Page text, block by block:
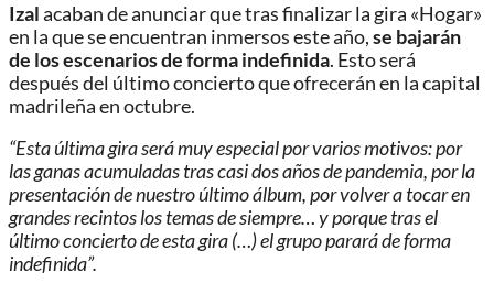
Izalacaban de anunciar que tras finalizar la gira «Hogar»
en la que se encuentran inmersos este año,se bajarán
de los escenarios de forma indefinida. Esto será
después del último concierto que ofrecerán en la capital
madrileña en octubre.
“Esta última gira será muy especial por varios motivos: por
las ganas acumuladas tras casi dos años de pandemia, por la
presentación de nuestro último álbum, por volver a tocar en
grandes recintos los temas de siempre… y porque tras el
último concierto de esta gira (…) el grupo parará de forma
indefinida”.